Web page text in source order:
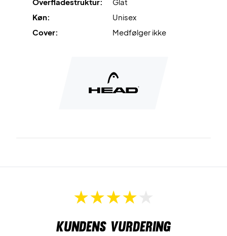
Køn:
Unisex
Cover:
Medfølger ikke
Kundens vurdering